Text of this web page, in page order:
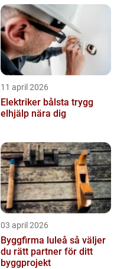
11 april 2026
Elektriker bålsta trygg
elhjälp nära dig
03 april 2026
Byggfirma luleå så väljer
du rätt partner för ditt
byggprojekt